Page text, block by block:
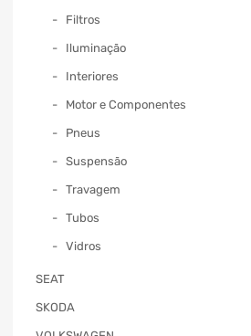
Filtros
Iluminação
Interiores
Motor e Componentes
Pneus
Suspensão
Travagem
Tubos
Vidros
SEAT
SKODA